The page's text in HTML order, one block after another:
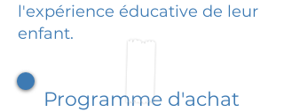
l'expérience éducative de leur
enfant.
Programme d'achat